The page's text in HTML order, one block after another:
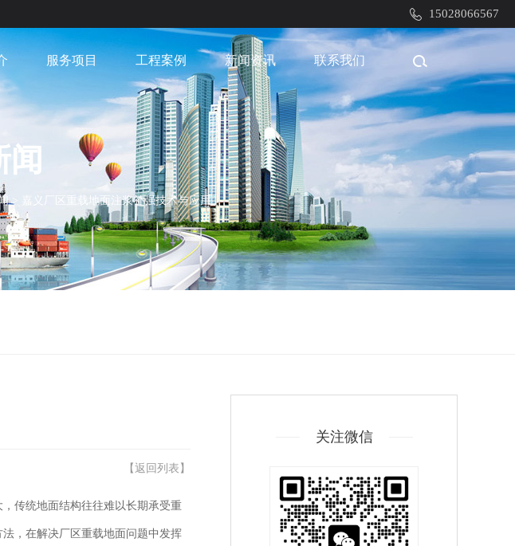
15028066567
服务项目 工程案例 新闻资讯 联系我们
> 嘉义厂区重载地面注浆补强技术与应用
【 返回列表 】
传统地面结构往往难以长期承受重
，在解决厂区重载地面问题中发挥
关注微信